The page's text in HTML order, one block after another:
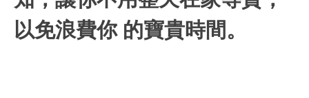
以免浪費你 的寶貴時間。